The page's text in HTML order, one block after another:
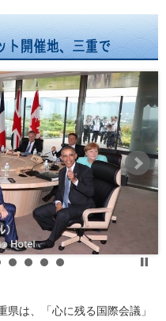
は、「心に残る国際会議」